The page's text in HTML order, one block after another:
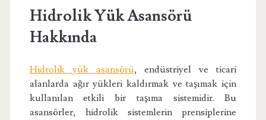
Hidrolik Yük Asansörü
Hakkında
Hidrolik yük asansörü, endüstriyel ve ticari
alanlarda ağır yükleri kaldırmak ve taşımak için
kullanılan etkili bir taşıma sistemidir. Bu
asansörler, hidrolik sistemlerin prensiplerine